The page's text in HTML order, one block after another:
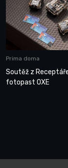
Prima doma
Soutěž z
fotopast OXE